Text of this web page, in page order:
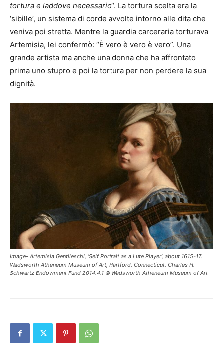
tortura e laddove necessario“. La tortura scelta era la
‘sibille’, un sistema di corde avvolte intorno alle dita che
veniva poi stretta. Mentre la guardia carceraria torturava
Artemisia, lei confermò: “È vero è vero è vero”. Una
grande artista ma anche una donna che ha affrontato
prima uno stupro e poi la tortura per non perdere la sua
dignità.
Image- Artemisia Gentileschi, ‘Self Portrait as a Lute Player’, about 1615-17.
Wadsworth Atheneum Museum of Art, Hartford, Connecticut. Charles H.
Schwartz Endowment Fund 2014.4.1 © Wadsworth Atheneum Museum of Art